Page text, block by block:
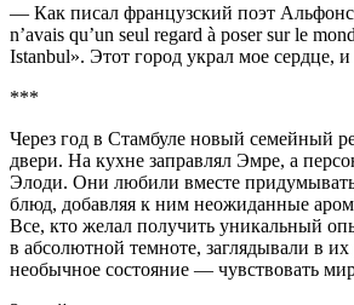
— Как писал французский поэт
n’avais qu’un seul regard à poser sur le
Istanbul». Этот город украл мое сердце, и
***
Через год в Стамбуле новый семейный
двери. На кухне заправлял Эмре, а
Элоди. Они любили вместе
блюд, добавляя к ним неожиданные
Все, кто желал получить уникальный
в абсолютной темноте, заглядывали в их
необычное состояние — чувствовать